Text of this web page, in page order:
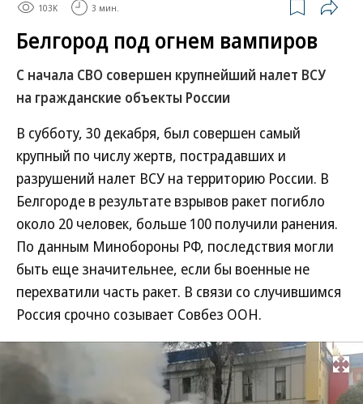
103K 3 мин.
Белгород под огнем вампиров
С начала СВО совершен крупнейший налет ВСУ
на гражданские объекты России
В субботу, 30 декабря, был совершен самый
крупный по числу жертв, пострадавших и
разрушений налет ВСУ на территорию России. В
Белгороде в результате взрывов ракет погибло
около 20 человек, больше 100 получили ранения.
По данным Минобороны РФ, последствия могли
быть еще значительнее, если бы военные не
перехватили часть ракет. В связи со случившимся
Россия срочно созывает Совбез ООН.
Развернуть